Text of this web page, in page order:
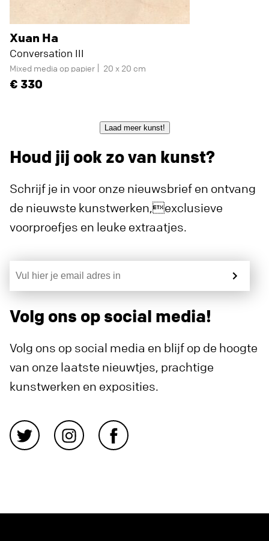
Xuan Ha
Conversation III
Mixed media op papier 20 x 20 cm
330
Laad meer kunst!
Houd jij ook zo van kunst?
Schrijf je in voor onze nieuwsbrief en ontvang
de nieuwste kunstwerken,exclusieve
voorproefjes en leuke extraatjes.
Volg ons op social media!
Volg ons op social media en blijf op de hoogte
van onze laatste nieuwtjes, prachtige
kunstwerken en exposities.